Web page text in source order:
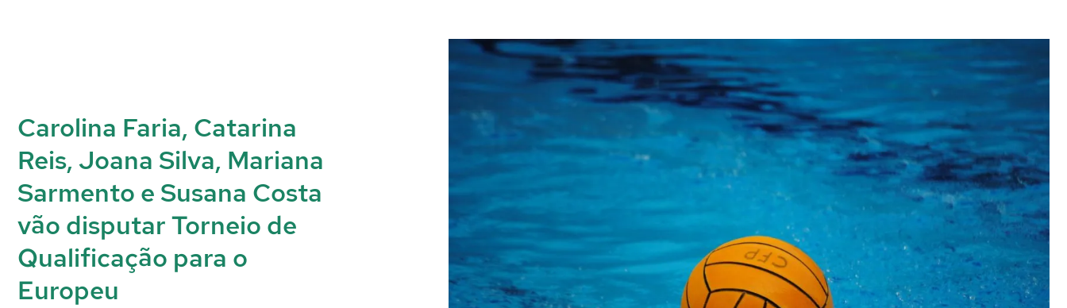
Carolina Faria, Catarina
Reis, Joana Silva, Mariana
Sarmento e Susana Costa
vão disputar Torneio de
Qualificação para o
Europeu